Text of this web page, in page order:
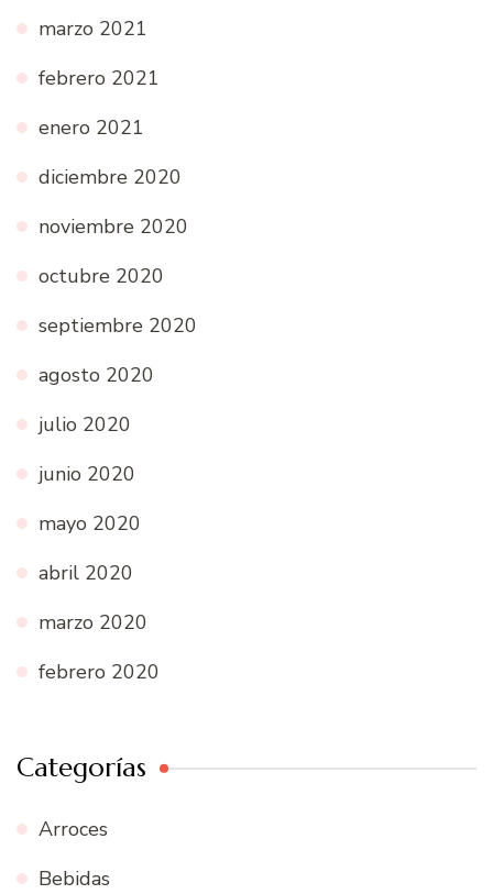
marzo 2021
febrero 2021
enero 2021
diciembre 2020
noviembre 2020
octubre 2020
septiembre 2020
agosto 2020
julio 2020
junio 2020
mayo 2020
abril 2020
marzo 2020
febrero 2020
Categorías
Arroces
Bebidas